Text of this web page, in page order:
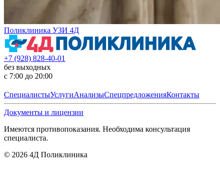
Поликлиника УЗИ 4Д
+7 (928) 828-40-01
без выходных
с 7:00 до 20:00
СпециалистыУслугиАнализыСпецпредложенияКонтакты
Документы и лицензии
Имеются противопоказания. Необходима консультация
специалиста.
© 2026 4Д Поликлиника